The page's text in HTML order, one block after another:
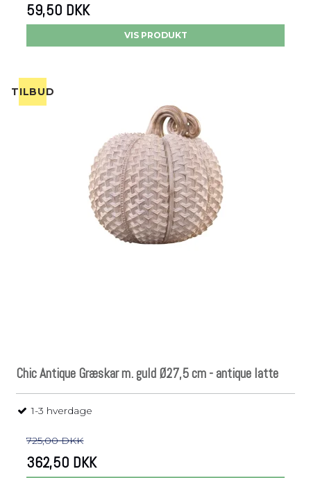
59,50 DKK
VIS PRODUKT
TILBUD
Chic Antique Græskar m. guld Ø27,5 cm - antique latte
1-3 hverdage
725,00 DKK
362,50 DKK